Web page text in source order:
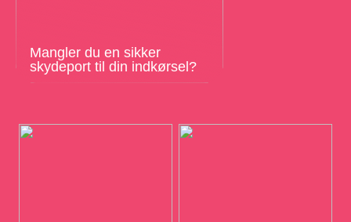
Mangler du en sikker
skydeport til din indkørsel?